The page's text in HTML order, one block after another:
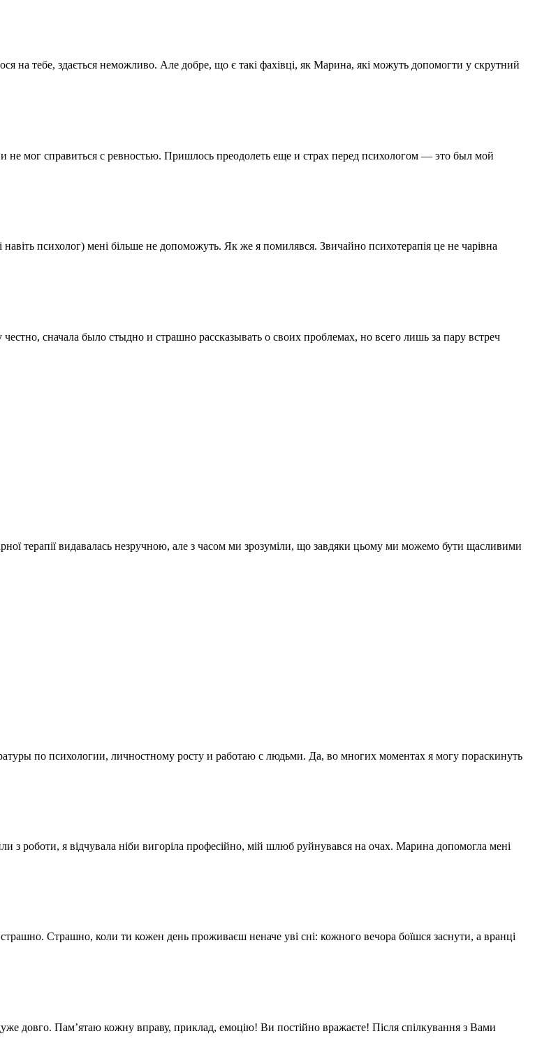
на тебе, здається неможливо. Але добре, що є такі фахівці, як Марина, які можуть допомогти у скрутний
мог справиться с ревностью. Пришлось преодолеть еще и страх перед психологом — это был мой
психолог) мені більше не допоможуть. Як же я помилявся. Звичайно психотерапія це не чарівна
сначала было стыдно и страшно рассказывать о своих проблемах, но всего лишь за пару встреч
терапії видавалась незручною, але з часом ми зрозуміли, що завдяки цьому ми можемо бути щасливими
по психологии, личностному росту и работаю с людьми. Да, во многих моментах я могу пораскинуть
з роботи, я відчувала ніби вигоріла професійно, мій шлюб руйнувався на очах. Марина допомогла мені
Страшно, коли ти кожен день проживаєш неначе уві сні: кожного вечора боїшся заснути, а вранці
довго. Пам’ятаю кожну вправу, приклад, емоцію! Ви постійно вражаєте! Після спілкування з Вами